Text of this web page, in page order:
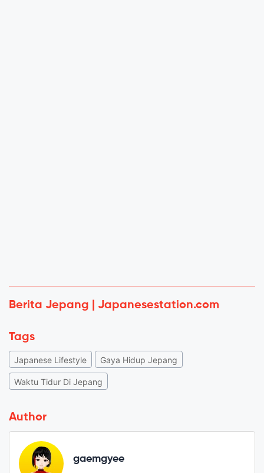
Berita Jepang | Japanesestation.com
Tags
Japanese Lifestyle Gaya Hidup Jepang
Waktu Tidur Di Jepang
Author
gaemgyee